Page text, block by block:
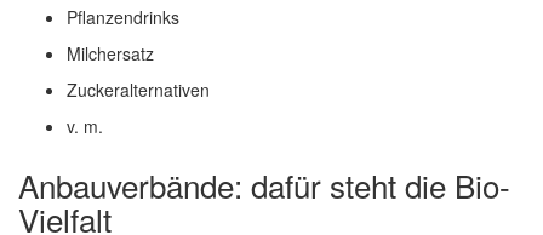
Pflanzendrinks
Milchersatz
Zuckeralternativen
v. m.
Anbauverbände: dafür steht die Bio-
Vielfalt